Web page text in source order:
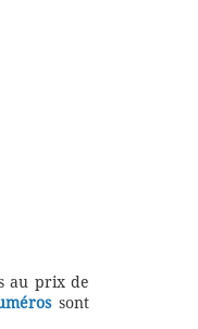
au prix de
sont